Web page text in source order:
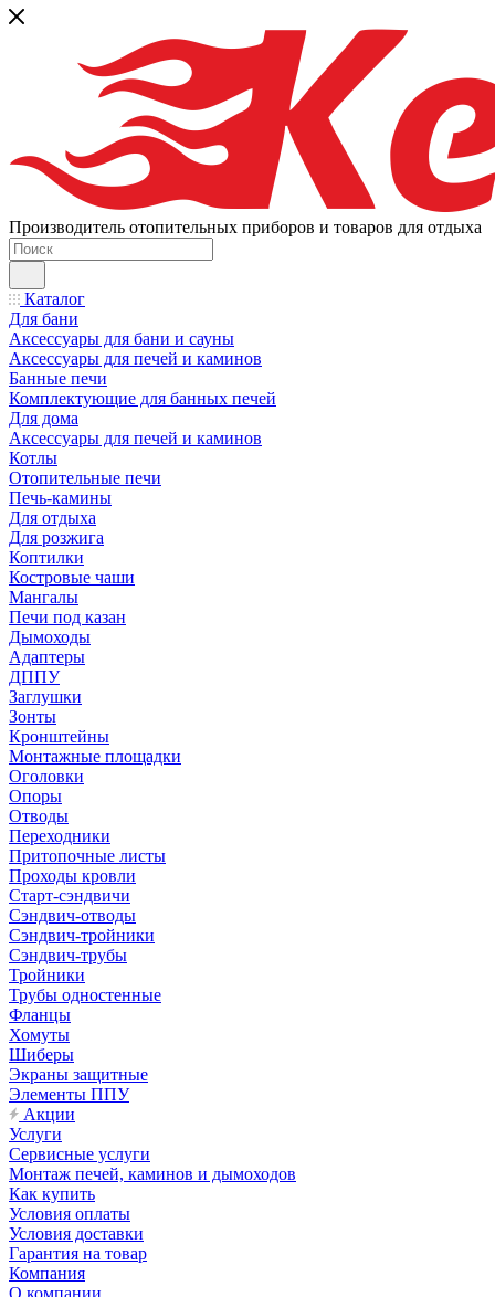
Производитель отопительных приборов и товаров для отдыха
Каталог
Для бани
Аксессуары для бани и сауны
Аксессуары для печей и каминов
Банные печи
Комплектующие для банных печей
Для дома
Аксессуары для печей и каминов
Котлы
Отопительные печи
Печь-камины
Для отдыха
Для розжига
Коптилки
Костровые чаши
Мангалы
Печи под казан
Дымоходы
Адаптеры
ДППУ
Заглушки
Зонты
Кронштейны
Монтажные площадки
Оголовки
Опоры
Отводы
Переходники
Притопочные листы
Проходы кровли
Старт-сэндвичи
Сэндвич-отводы
Сэндвич-тройники
Сэндвич-трубы
Тройники
Трубы одностенные
Фланцы
Хомуты
Шиберы
Экраны защитные
Элементы ППУ
Акции
Услуги
Сервисные услуги
Монтаж печей, каминов и дымоходов
Как купить
Условия оплаты
Условия доставки
Гарантия на товар
Компания
О компании